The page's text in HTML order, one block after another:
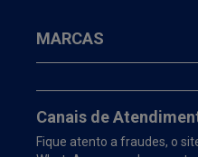
MARCAS
Canais de
Fique atento a fraudes, o